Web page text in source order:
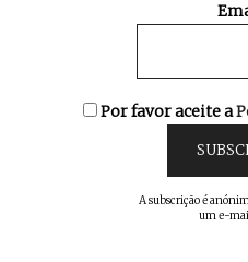
Por favor aceite a
A subscrição é
um e-